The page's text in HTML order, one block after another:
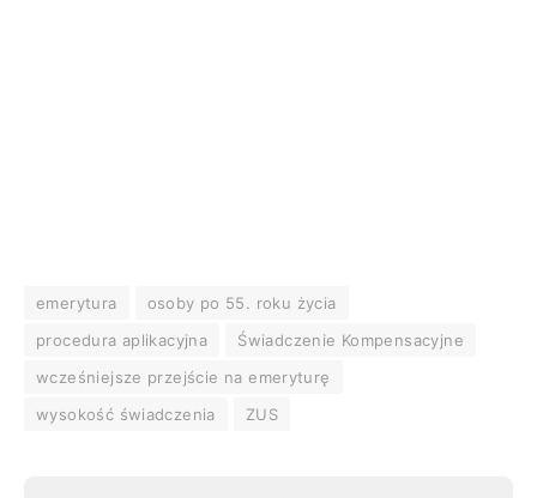
emerytura
osoby po 55. roku życia
procedura aplikacyjna
Świadczenie Kompensacyjne
wcześniejsze przejście na emeryturę
wysokość świadczenia
ZUS